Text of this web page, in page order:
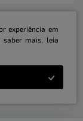
0001-31 | ©
experiência em
saber mais, leia